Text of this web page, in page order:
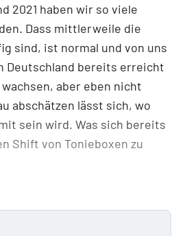
2021 haben wir so viele
Dass mittlerweile die
sind, ist normal und von uns
Deutschland bereits erreicht
aber eben nicht
abschätzen lässt sich, wo
sein wird. Was sich bereits
Shift von Tonieboxen zu